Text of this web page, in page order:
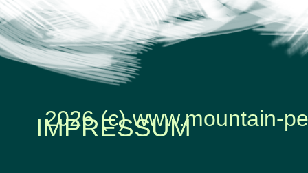
2026 (c) www.mountain-
IMPRESSUM